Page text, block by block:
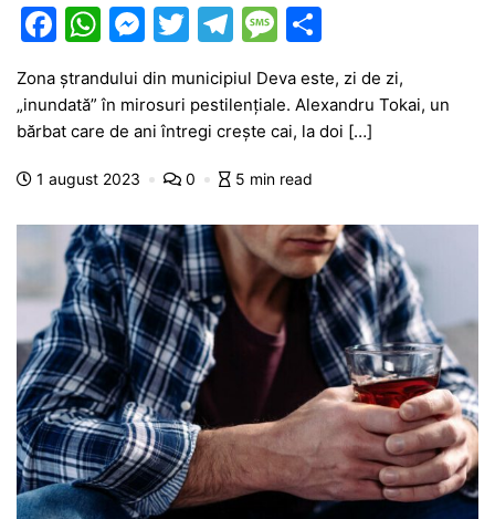
F
c
e
b
o
o
k
W
at
s
A
p
M
e
s
s
e
g
er
T
w
itt
er
T
el
e
gr
a
M
s
s
a
g
e
ar
ta
je
ă
Zona ștrandului din municipiul Deva este, zi de zi,
„inundată” în mirosuri pestilențiale. Alexandru Tokai, un
bărbat care de ani întregi crește cai, la doi […]
1 august 2023 0 5 min read